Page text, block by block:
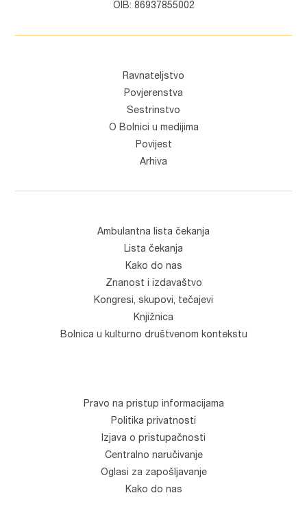
OIB: 86937855002
Ravnateljstvo
Povjerenstva
Sestrinstvo
O Bolnici u medijima
Povijest
Arhiva
Ambulantna lista čekanja
Lista čekanja
Kako do nas
Znanost i izdavaštvo
Kongresi, skupovi, tečajevi
Knjižnica
Bolnica u kulturno društvenom kontekstu
Pravo na pristup informacijama
Politika privatnosti
Izjava o pristupačnosti
Centralno naručivanje
Oglasi za zapošljavanje
Kako do nas